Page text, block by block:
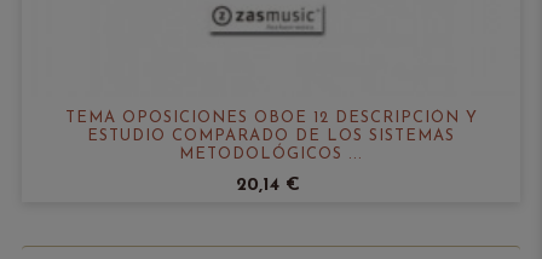
TEMA OPOSICIONES OBOE 12 DESCRIPCIÓN Y
ESTUDIO COMPARADO DE LOS SISTEMAS
METODOLÓGICOS ...
20,14 €